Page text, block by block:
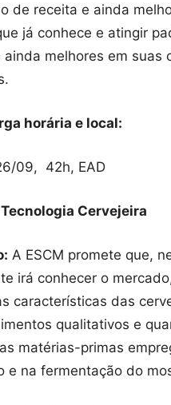
de receita e ainda
já conhece e atingir
ainda melhores em suas
horária e local:
09, 42h, EAD
Cervejeira
A ESCM promete que,
irá conhecer o
características das
qualitativos e
matérias-primas
e na fermentação do